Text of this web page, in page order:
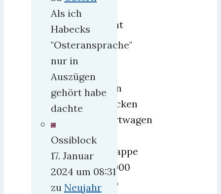
gönnt
sie
einen
schicken
Sportwagen
für
schlappe
150.000
Euro
Als ich
Habecks
"Osteransprache"
nur in
Auszügen
gehört habe
dachte
Ossiblock
17. Januar
2024 um 08:31
zu Neujahr